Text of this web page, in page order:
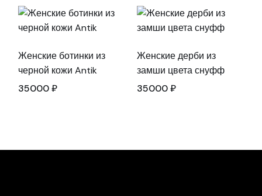
Женские ботинки из
черной кожи Antik
35000₽
Женские дерби из
замши цвета снуфф
35000₽